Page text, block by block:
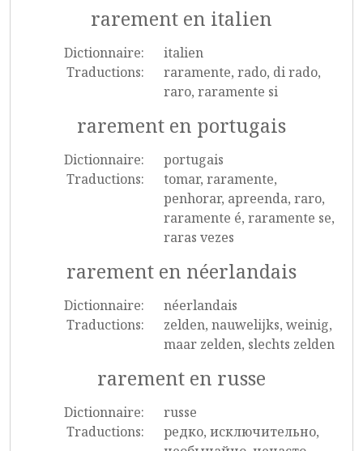
rarement en italien
Dictionnaire:
italien
Traductions:
raramente, rado, di rado,
raro, raramente si
rarement en portugais
Dictionnaire:
portugais
Traductions:
tomar, raramente,
penhorar, apreenda, raro,
raramente é, raramente se,
raras vezes
rarement en néerlandais
Dictionnaire:
néerlandais
Traductions:
zelden, nauwelijks, weinig,
maar zelden, slechts zelden
rarement en russe
Dictionnaire:
russe
Traductions:
редко, исключительно,